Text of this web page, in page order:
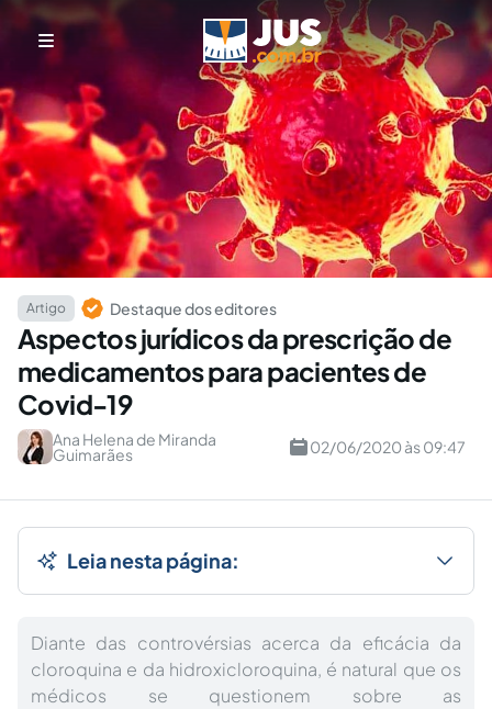
Artigo Destaque dos editores
Aspectos jurídicos da prescrição de
medicamentos para pacientes de
Covid-19
Ana Helena de Miranda
Guimarães 02/06/2020 às 09:47
Leia nesta página:
Diante das controvérsias acerca da eficácia da
cloroquina e da hidroxicloroquina, é natural que os
médicos se questionem sobre as